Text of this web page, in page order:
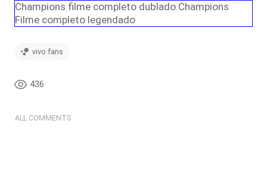
Champions filme completo dublado.Champions
Filme completo legendado
vivo fans
436
ALL COMMENTS